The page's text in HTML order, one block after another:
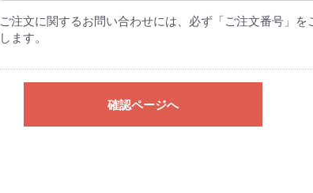
ご注文に関するお問い合わせには、必ず「ご注文番号」
します。
確認ページへ